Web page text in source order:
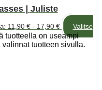
| Juliste
11,90 € - 17,90 €
Valitse
tuotteella on useampi
tuotteen sivulla.